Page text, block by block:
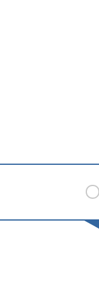
会員登録なし
特徴
1回のご寄付と